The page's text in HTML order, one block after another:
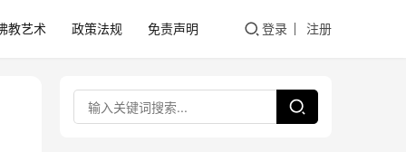
教艺术 政策法规 免责声明 登录 注册